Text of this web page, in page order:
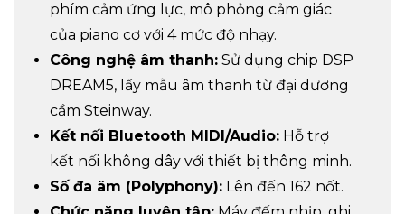
phím cảm ứng lực, mô phỏng cảm giác
của piano cơ với 4 mức độ nhạy.
Công nghệ âm thanh: Sử dụng chip DSP
DREAM5, lấy mẫu âm thanh từ đại dương
cầm Steinway.
Kết nối Bluetooth MIDI/Audio: Hỗ trợ
kết nối không dây với thiết bị thông minh.
Số đa âm (Polyphony): Lên đến 162 nốt.